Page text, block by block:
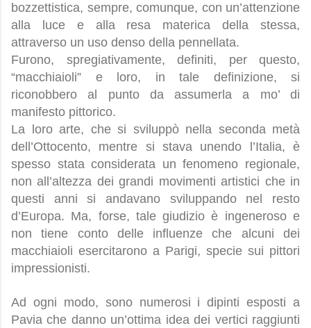
bozzettistica, sempre, comunque, con un’attenzione
alla luce e alla resa materica della stessa,
attraverso un uso denso della pennellata.
Furono, spregiativamente, definiti, per questo,
“macchiaioli” e loro, in tale definizione, si
riconobbero al punto da assumerla a mo’ di
manifesto pittorico.
La loro arte, che si sviluppò nella seconda metà
dell’Ottocento, mentre si stava unendo l’Italia, è
spesso stata considerata un fenomeno regionale,
non all’altezza dei grandi movimenti artistici che in
questi anni si andavano sviluppando nel resto
d’Europa. Ma, forse, tale giudizio è ingeneroso e
non tiene conto delle influenze che alcuni dei
macchiaioli esercitarono a Parigi, specie sui pittori
impressionisti.
Ad ogni modo, sono numerosi i dipinti esposti a
Pavia che danno un’ottima idea dei vertici raggiunti